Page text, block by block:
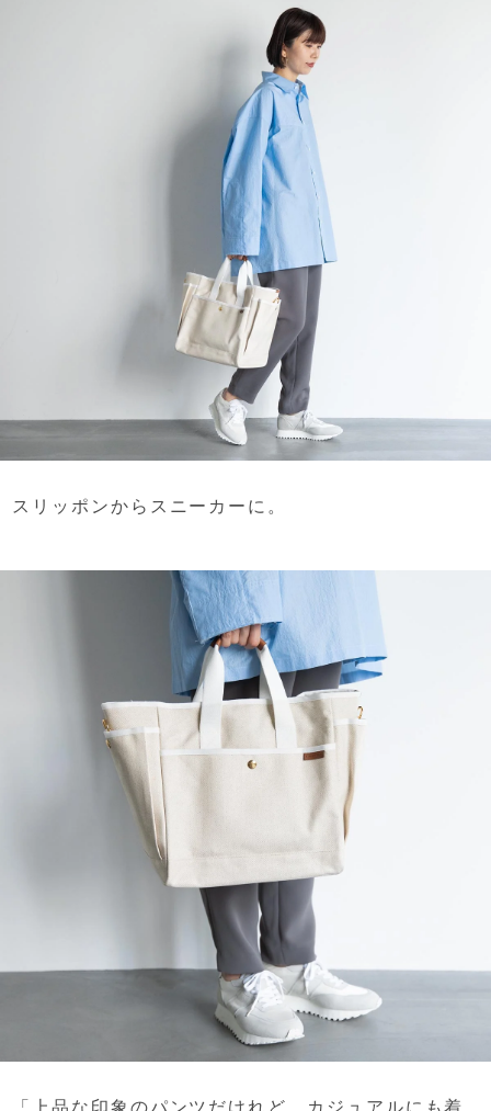
スリッポンからスニーカーに。
「上品な印象のパンツだけれど、 カジュアルにも着